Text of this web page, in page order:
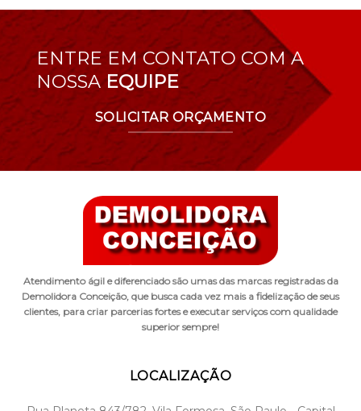
ENTRE EM CONTATO COM A
NOSSAEQUIPE
SOLICITAR ORÇAMENTO
Atendimento ágil e diferenciado são umas das marcas registradas da
Demolidora Conceição, que busca cada vez mais a fidelização de seus
clientes, para criar parcerias fortes e executar serviços com qualidade
superior sempre!
LOCALIZAÇÃO